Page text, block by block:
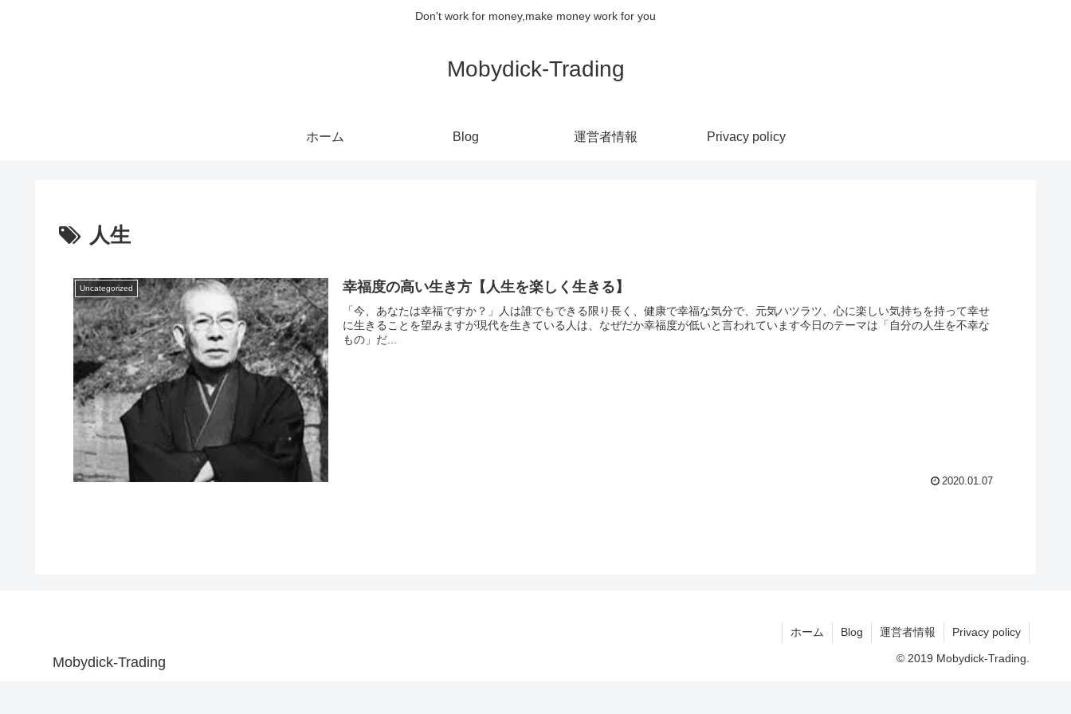
Don't work for money,make money work for you
Mobydick-Trading
ホーム Blog 運営者情報 Privacy policy
人生
Uncategorized 幸福度の高い生き方【人生を楽しく生きる】
「今、あなたは幸福ですか？」人は誰でもできる限り長く、健康で幸福な気分で、元気ハツラツ、心に楽しい気持ちを持って幸せ
に生きることを望みますが現代を生きている人は、なぜだか幸福度が低いと言われています今日のテーマは「自分の人生を不幸な
もの」だ...
2020.01.07
Mobydick-Trading
ホーム Blog 運営者情報 Privacy policy
© 2019 Mobydick-Trading.